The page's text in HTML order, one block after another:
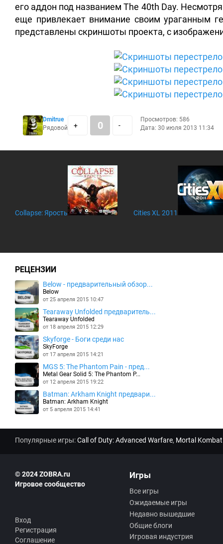
его аддон под названием The 40th Day. Несмотря
еще привлекает внимание своим ураганным
представлены скриншоты проекта, с
Dmitrue
Рядовой
+ 0 -
Просмотров: 586
Дата: 30 июля 2013 11:34
Collapse: Ярость Cities XL 2011
РЕЦЕНЗИИ
Below - предварительный обзор...
Below
от 25 апреля 2015 10:47
Tearaway Unfolded предваритель...
Tearaway Unfolded
от 18 апреля 2015 12:29
Skyforge - Боги среди нас
SkyForge
от 17 апреля 2015 14:21
MGS 5: The Phantom Pain - пред...
Metal Gear Solid 5: The Phantom P...
от 12 апреля 2015 19:22
Batman: Arkham Knight предвари...
Batman: Arkham Knight
от 5 апреля 2015 14:41
Популярные игры:Call of Duty: Advanced Warfare, Mortal
© 2024 ZOBRA.ru
Игровое сообщество
Вход
Регистрация
Соглашение
Игры
Все игры
Ожидаемые игры
Недавно вышедшие
Общие блоги
Игровая индустрия